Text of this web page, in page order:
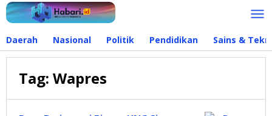
Lewati
ke
Daerah Nasional Politik Pendidikan Sains &
Tag: Wapres